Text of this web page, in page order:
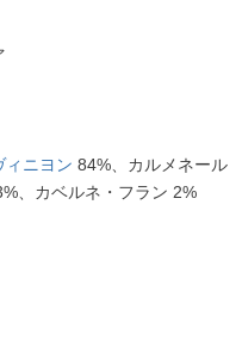
ィニヨン 84%、カルメネール
、カベルネ・フラン 2%